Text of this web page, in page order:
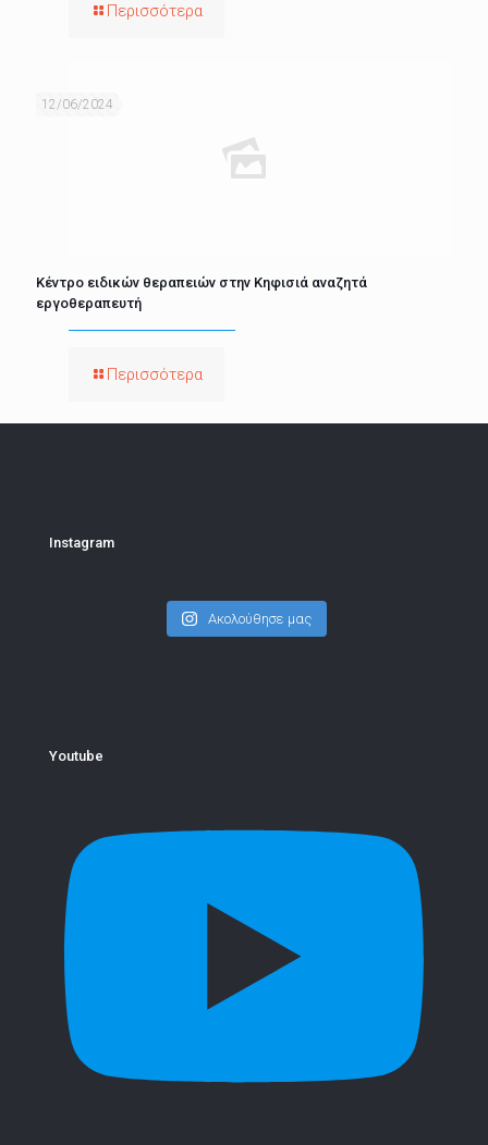
Περισσότερα
12/06/2024
Κέντρο ειδικών θεραπειών στην Κηφισιά αναζητά
εργοθεραπευτή
Περισσότερα
Instagram
Ακολούθησε μας
Youtube